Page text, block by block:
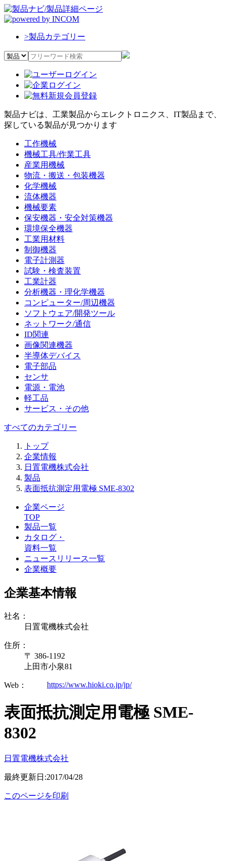
>製品カテゴリー
製品ナビは、工業製品からエレクトロニクス、IT製品まで、
探している製品が見つかります
工作機械
機械工具/作業工具
産業用機械
物流・搬送・包装機器
化学機械
流体機器
機械要素
保安機器・安全対策機器
環境保全機器
工業用材料
制御機器
電子計測器
試験・検査装置
工業計器
分析機器・理化学機器
コンピューター/周辺機器
ソフトウェア/開発ツール
ネットワーク/通信
ID関連
画像関連機器
半導体デバイス
電子部品
センサ
電源・電池
軽工品
サービス・その他
すべてのカテゴリー
トップ
企業情報
日置電機株式会社
製品
表面抵抗測定用電極 SME-8302
企業ページ
TOP
製品一覧
カタログ・
資料一覧
ニュースリリース一覧
企業概要
企業基本情報
社名：
日置電機株式会社
住所：
〒 386-1192
上田市小泉81
Web： https://www.hioki.co.jp/jp/
表面抵抗測定用電極 SME-
8302
日置電機株式会社
最終更新日:2017/04/28
このページを印刷